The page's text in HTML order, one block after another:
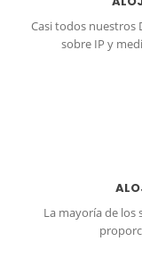
Casi todos nuestros
sobre IP y
La mayoría de los